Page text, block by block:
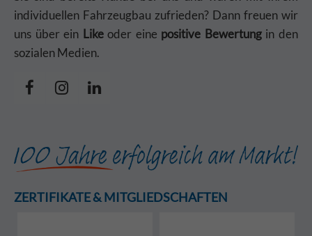
individuellen Fahrzeugbau zufrieden? Dann freuen wir
uns über ein Likeoder eine positive Bewertungin den
sozialen Medien.
ZERTIFIKATE & MITGLIEDSCHAFTEN